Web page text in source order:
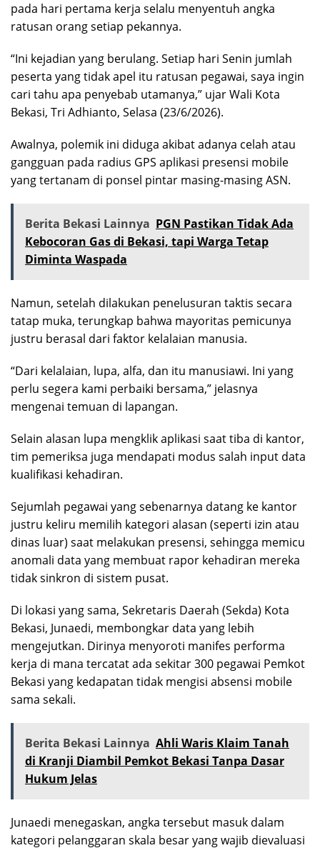
pada hari pertama kerja selalu menyentuh angka
ratusan orang setiap pekannya.
“Ini kejadian yang berulang. Setiap hari Senin jumlah
peserta yang tidak apel itu ratusan pegawai, saya ingin
cari tahu apa penyebab utamanya,” ujar Wali Kota
Bekasi, Tri Adhianto, Selasa (23/6/2026).
Awalnya, polemik ini diduga akibat adanya celah atau
gangguan pada radius GPS aplikasi presensi mobile
yang tertanam di ponsel pintar masing-masing ASN.
Berita Bekasi Lainnya PGN Pastikan Tidak Ada
Kebocoran Gas di Bekasi, tapi Warga Tetap
Diminta Waspada
Namun, setelah dilakukan penelusuran taktis secara
tatap muka, terungkap bahwa mayoritas pemicunya
justru berasal dari faktor kelalaian manusia.
“Dari kelalaian, lupa, alfa, dan itu manusiawi. Ini yang
perlu segera kami perbaiki bersama,” jelasnya
mengenai temuan di lapangan.
Selain alasan lupa mengklik aplikasi saat tiba di kantor,
tim pemeriksa juga mendapati modus salah input data
kualifikasi kehadiran.
Sejumlah pegawai yang sebenarnya datang ke kantor
justru keliru memilih kategori alasan (seperti izin atau
dinas luar) saat melakukan presensi, sehingga memicu
anomali data yang membuat rapor kehadiran mereka
tidak sinkron di sistem pusat.
Di lokasi yang sama, Sekretaris Daerah (Sekda) Kota
Bekasi, Junaedi, membongkar data yang lebih
mengejutkan. Dirinya menyoroti manifes performa
kerja di mana tercatat ada sekitar 300 pegawai Pemkot
Bekasi yang kedapatan tidak mengisi absensi mobile
sama sekali.
Berita Bekasi Lainnya Ahli Waris Klaim Tanah
di Kranji Diambil Pemkot Bekasi Tanpa Dasar
Hukum Jelas
Junaedi menegaskan, angka tersebut masuk dalam
kategori pelanggaran skala besar yang wajib dievaluasi